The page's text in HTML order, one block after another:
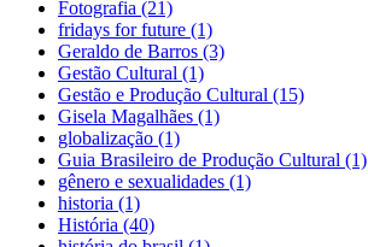
Fotografia (21)
fridays for future (1)
Geraldo de Barros (3)
Gestão Cultural (1)
Gestão e Produção Cultural (15)
Gisela Magalhães (1)
globalização (1)
Guia Brasileiro de Produção Cultural (1)
gênero e sexualidades (1)
historia (1)
História (40)